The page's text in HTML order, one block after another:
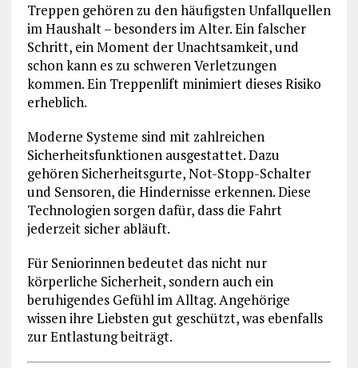
Treppen gehören zu den häufigsten Unfallquellen
im Haushalt – besonders im Alter. Ein falscher
Schritt, ein Moment der Unachtsamkeit, und
schon kann es zu schweren Verletzungen
kommen. Ein Treppenlift minimiert dieses Risiko
erheblich.
Moderne Systeme sind mit zahlreichen
Sicherheitsfunktionen ausgestattet. Dazu
gehören Sicherheitsgurte, Not-Stopp-Schalter
und Sensoren, die Hindernisse erkennen. Diese
Technologien sorgen dafür, dass die Fahrt
jederzeit sicher abläuft.
Für Seniorinnen bedeutet das nicht nur
körperliche Sicherheit, sondern auch ein
beruhigendes Gefühl im Alltag. Angehörige
wissen ihre Liebsten gut geschützt, was ebenfalls
zur Entlastung beiträgt.